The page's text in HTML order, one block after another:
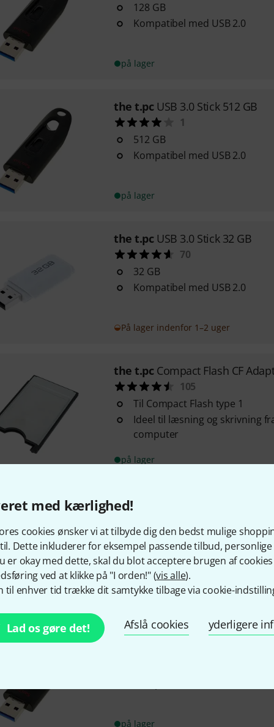
med kærlighed!
cookies ønsker vi at tilbyde dig den bedst mulige
Dette inkluderer for eksempel passende tilbud,
er okay med dette, skal du blot acceptere brugen af
ved at klikke på "I orden!" (vis alle).
til enhver tid trække dit samtykke tilbage via cookie-
Lad os gøre det! Afslå cookies yderligere
128 GB
Kompatibel med USB 2.0
på lager
the t.pc USB 3.0 Stick 512 GB
1
512 GB
Kompatibel med USB 2.0
på lager
the t.pc USB 3.0 Stick 32 GB
70
32 GB
Kompatibel med USB 2.0
På lager indenfor 1–2 uger
the t.pc Compact Flash CF
105
Til Compact Flash type 1
Ideel til læsning og skrivning
computer
på lager
the t.pc
256 GB
Kompatibel med USB 2.0
på lager
the t.pcUSB 3.0 Stick 16 GB
på lager